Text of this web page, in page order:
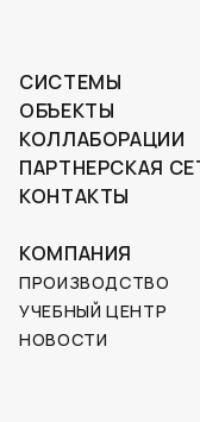
СИСТЕМЫ
ОБЪЕКТЫ
КОЛЛАБОРАЦИИ
ПАРТНЕРСКАЯ
КОНТАКТЫ
КОМПАНИЯ
ПРОИЗВОДСТВО
УЧЕБНЫЙ ЦЕНТР
НОВОСТИ